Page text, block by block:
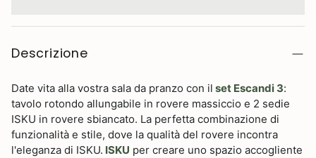
Descrizione
Date vita alla vostra sala da pranzo con il set Escandi 3:
tavolo rotondo allungabile in rovere massiccio e 2 sedie
ISKU in rovere sbiancato. La perfetta combinazione di
funzionalità e stile, dove la qualità del rovere incontra
l'eleganza di ISKU. ISKU per creare uno spazio accogliente